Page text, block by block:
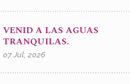
VENID A LAS AGUAS
TRANQUILAS.
07 Jul, 2026